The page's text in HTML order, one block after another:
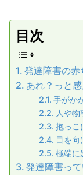
目次
発達障害の赤
あれ？っと
手がか
人や
抱っこ
目を向
極端に
発達障害っ